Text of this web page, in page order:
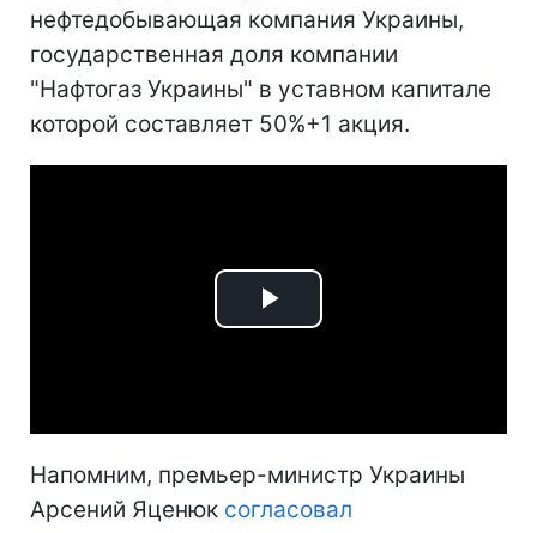
нефтедобывающая компания Украины,
государственная доля компании
"Нафтогаз Украины" в уставном капитале
которой составляет 50%+1 акция.
Play
Напомним, премьер-министр Украины
Арсений Яценюк согласовал